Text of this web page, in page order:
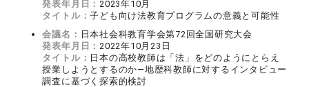
発表年月日：2023年10月
タイトル：子ども向け法教育プログラムの意義と可能性
会議名： 日本社会科教育学会第72回全国研究大会
発表年月日：2022年10月23日
タイトル： 日本の高校教師は「法」をどのようにとらえ
授業しようとするのか―地歴科教師に対するインタビュー
調査に基づく探索的検討